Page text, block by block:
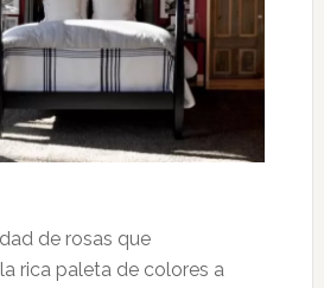
de rosas que
rica paleta de colores a